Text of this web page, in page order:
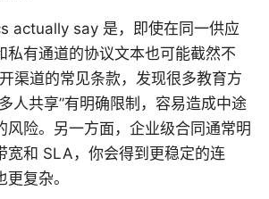
actually say 是，即使在同一供应
私有通道的协议文本也可能截然不
渠道的常见条款，发现很多教育方
人共享”有明确限制，容易造成中途
风险。另一方面，企业级合同通常明
宽和 SLA，你会得到更稳定的连
复杂。